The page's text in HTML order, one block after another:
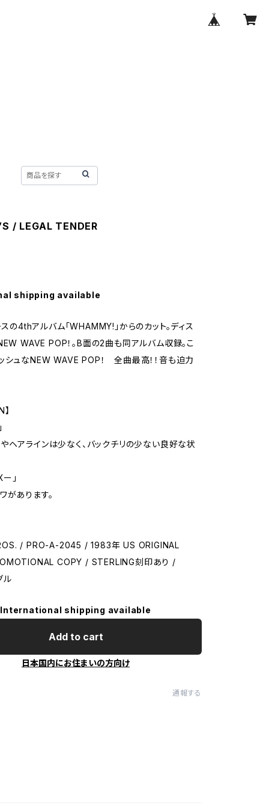
/ LEGAL TENDER
shipping available
の4thアルバム「WHAMMY!」からのカット。ディス
WAVE POP！。B面の2曲も同アルバム収録。こ
シュなNEW WAVE POP！ 全曲最高！！音も迫力
ヘアラインは少なく、バックチリの少ない良好な状
」
があります。
/ PRO-A-2045 / 1983年 US ORIGINAL
COPY / STERLING刻印あり /
ル
International shipping available
Add to cart
日本国内にお住まいの方向け
通報する